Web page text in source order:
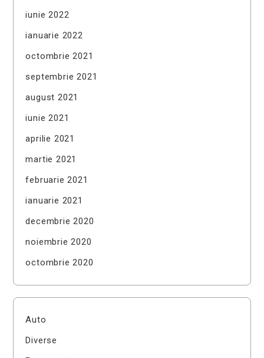
iunie 2022
ianuarie 2022
octombrie 2021
septembrie 2021
august 2021
iunie 2021
aprilie 2021
martie 2021
februarie 2021
ianuarie 2021
decembrie 2020
noiembrie 2020
octombrie 2020
Auto
Diverse